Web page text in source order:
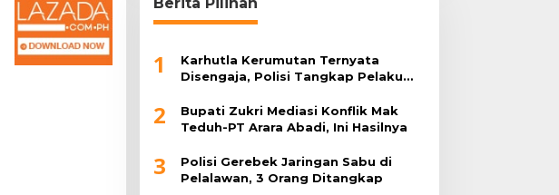
1
Karhutla Kerumutan Ternyata
Disengaja, Polisi Tangkap Pelaku
2
Bupati Zukri Mediasi Konflik Mak
Teduh-PT Arara Abadi, Ini Hasilnya
3
Polisi Gerebek Jaringan Sabu di
Pelalawan, 3 Orang Ditangkap